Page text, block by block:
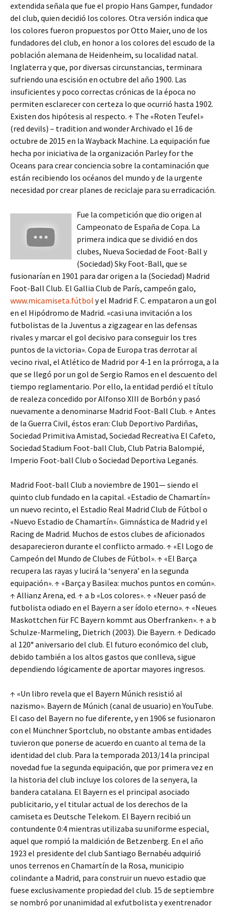
extendida señala que fue el propio Hans Gamper, fundador
del club, quien decidió los colores. Otra versión indica que
los colores fueron propuestos por Otto Maier, uno de los
fundadores del club, en honor a los colores del escudo de la
población alemana de Heidenheim, su localidad natal.
Inglaterra y que, por diversas circunstancias, terminara
sufriendo una escisión en octubre del año 1900. Las
insuficientes y poco correctas crónicas de la época no
permiten esclarecer con certeza lo que ocurrió hasta 1902.
Existen dos hipótesis al respecto. ↑ The «Roten Teufel»
(red devils) – tradition and wonder Archivado el 16 de
octubre de 2015 en la Wayback Machine. La equipación fue
hecha por iniciativa de la organización Parley for the
Oceans para crear conciencia sobre la contaminación que
están recibiendo los océanos del mundo y de la urgente
necesidad por crear planes de reciclaje para su erradicación.
Fue la competición que dio origen al
Campeonato de España de Copa. La
primera indica que se dividió en dos
clubes, Nueva Sociedad de Foot-Ball y
(Sociedad) Sky Foot-Ball, que se
fusionarían en 1901 para dar origen a la (Sociedad) Madrid
Foot-Ball Club. El Gallia Club de París, campeón galo,
www.micamiseta.fútbol y el Madrid F. C. empataron a un gol
en el Hipódromo de Madrid. «casi una invitación a los
futbolistas de la Juventus a zigzagear en las defensas
rivales y marcar el gol decisivo para conseguir los tres
puntos de la victoria». Copa de Europa tras derrotar al
vecino rival, el Atlético de Madrid por 4-1 en la prórroga, a la
que se llegó por un gol de Sergio Ramos en el descuento del
tiempo reglamentario. Por ello, la entidad perdió el título
de realeza concedido por Alfonso XIII de Borbón y pasó
nuevamente a denominarse Madrid Foot-Ball Club. ↑ Antes
de la Guerra Civil, éstos eran: Club Deportivo Pardiñas,
Sociedad Primitiva Amistad, Sociedad Recreativa El Cafeto,
Sociedad Stadium Foot-ball Club, Club Patria Balompié,
Imperio Foot-ball Club o Sociedad Deportiva Leganés.
Madrid Foot-ball Club a noviembre de 1901— siendo el
quinto club fundado en la capital. «Estadio de Chamartín»
un nuevo recinto, el Estadio Real Madrid Club de Fútbol o
«Nuevo Estadio de Chamartín». Gimnástica de Madrid y el
Racing de Madrid. Muchos de estos clubes de aficionados
desaparecieron durante el conflicto armado. ↑ «El Logo de
Campeón del Mundo de Clubes de Fútbol». ↑ «El Barça
recupera las rayas y lucirá la ‘senyera’ en la segunda
equipación». ↑ «Barça y Basilea: muchos puntos en común».
↑ Allianz Arena, ed. ↑ a b «Los colores». ↑ «Neuer pasó de
futbolista odiado en el Bayern a ser ídolo eterno». ↑ «Neues
Maskottchen für FC Bayern kommt aus Oberfranken». ↑ a b
Schulze-Marmeling, Dietrich (2003). Die Bayern. ↑ Dedicado
al 120° aniversario del club. El futuro económico del club,
debido también a los altos gastos que conlleva, sigue
dependiendo lógicamente de aportar mayores ingresos.
↑ «Un libro revela que el Bayern Múnich resistió al
nazismo». Bayern de Múnich (canal de usuario) en YouTube.
El caso del Bayern no fue diferente, y en 1906 se fusionaron
con el Münchner Sportclub, no obstante ambas entidades
tuvieron que ponerse de acuerdo en cuanto al tema de la
identidad del club. Para la temporada 2013/14 la principal
novedad fue la segunda equipación, que por primera vez en
la historia del club incluye los colores de la senyera, la
bandera catalana. El Bayern es el principal asociado
publicitario, y el titular actual de los derechos de la
camiseta es Deutsche Telekom. El Bayern recibió un
contundente 0:4 mientras utilizaba su uniforme especial,
aquel que rompió la maldición de Betzenberg. En el año
1923 el presidente del club Santiago Bernabéu adquirió
unos terrenos en Chamartín de la Rosa, municipio
colindante a Madrid, para construir un nuevo estadio que
fuese exclusivamente propiedad del club. 15 de septiembre
se nombró por unanimidad al exfutbolista y exentrenador